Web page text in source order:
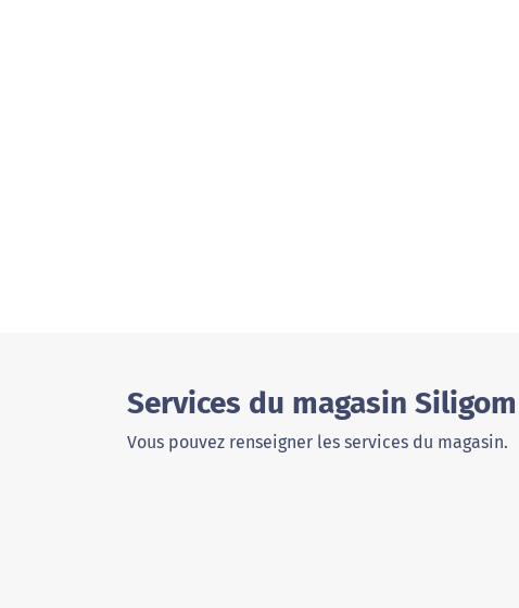
Services du magasin
Vous pouvez renseigner les services du magasin.